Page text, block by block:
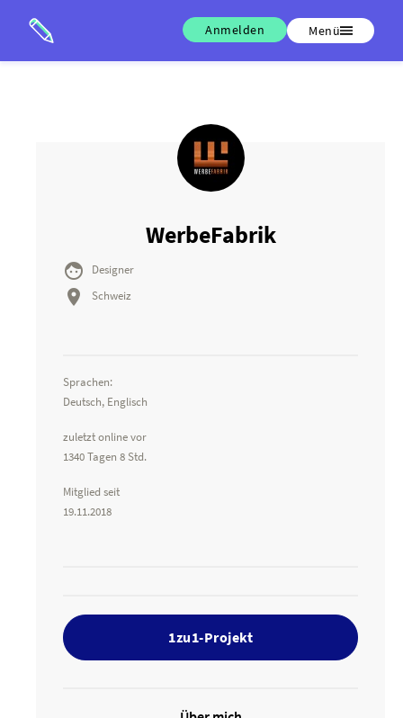
Anmelden Menü
WerbeFabrik
 Designer
 Schweiz
Sprachen:
Deutsch, Englisch
zuletzt online vor
1340 Tagen 8 Std.
Mitglied seit
19.11.2018
1zu1-Projekt